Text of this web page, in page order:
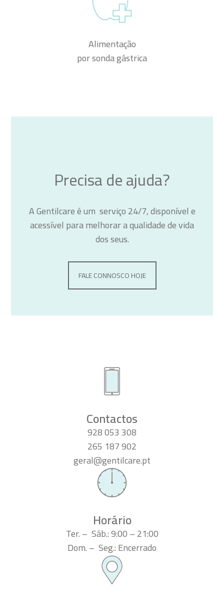
Alimentação
por sonda gástrica
Precisa de ajuda?
A Gentilcare é um serviço 24/7, disponível e
acessível para melhorar a qualidade de vida
dos seus.
FALE CONNOSCO HOJE
Contactos
928 053 308
265 187 902
geral@gentilcare.pt
Horário
Ter. – Sáb.: 9:00 – 21:00
Dom. – Seg.: Encerrado